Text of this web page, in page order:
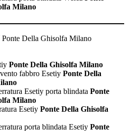
Milano
Ponte Della Ghisolfa Milano
fabbro Esetiy Ponte Della
Esetiy porta blindata Ponte
Milano
Esetiy Ponte Della Ghisolfa
porta blindata Esetiy Ponte